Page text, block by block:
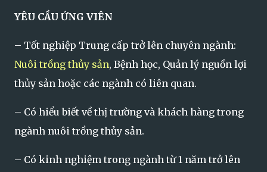
YÊU CẦU ỨNG VIÊN
– Tốt nghiệp Trung cấp trở lên chuyên ngành:
Nuôi trồng thủy sản, Bệnh học, Quản lý nguồn lợi
thủy sản hoặc các ngành có liên quan.
– Có hiểu biết về thị trường và khách hàng trong
ngành nuôi trồng thủy sản.
– Có kinh nghiệm trong ngành từ 1 năm trở lên